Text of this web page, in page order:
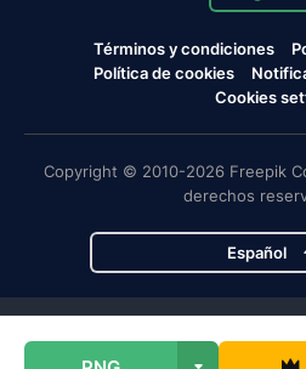
Términos y condiciones
Política de cookies
Cookies
Copyright © 2010-2026 Freepik
derechos
Español